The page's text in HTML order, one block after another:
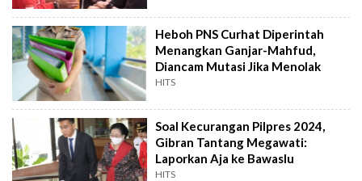
Heboh PNS Curhat Diperintah
Menangkan Ganjar-Mahfud,
Diancam Mutasi Jika Menolak
HITS
Soal Kecurangan Pilpres 2024,
Gibran Tantang Megawati:
Laporkan Aja ke Bawaslu
HITS